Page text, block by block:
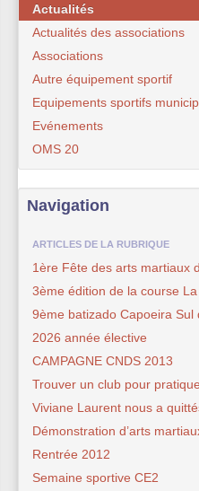
Actualités
Actualités des associations
Associations
Autre équipement sportif
Equipements sportifs
Evénements
OMS 20
Navigation
ARTICLES DE LA RUBRIQUE
1ère Fête des arts martiaux
3ème édition de la course
9ème batizado Capoeira Sul
2026 année élective
CAMPAGNE CNDS 2013
Trouver un club pour
Viviane Laurent nous a
Démonstration d’arts
Rentrée 2012
Semaine sportive CE2